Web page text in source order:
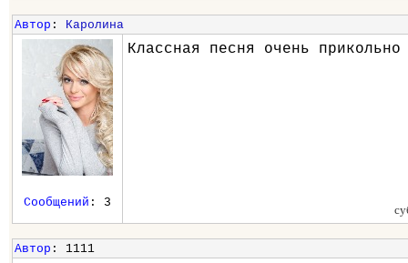
Автор : Каролина
Классная песня очень
Сообщений : 3
Автор : 1111